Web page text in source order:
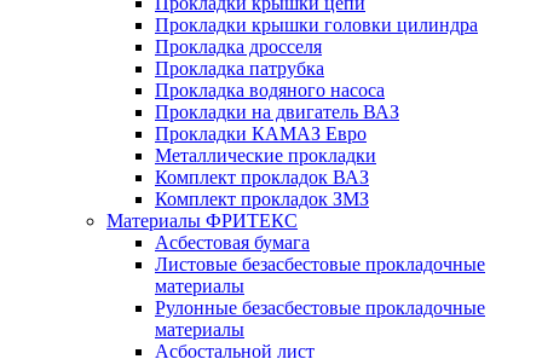
Прокладки крышки головки цилиндра
Прокладка дросселя
Прокладка патрубка
Прокладка водяного насоса
Прокладки на двигатель ВАЗ
Прокладки КАМАЗ Евро
Металлические прокладки
Комплект прокладок ВАЗ
Комплект прокладок ЗМЗ
Материалы ФРИТЕКС
Асбестовая бумага
Листовые безасбестовые прокладочные
материалы
Рулонные безасбестовые прокладочные
материалы
Асбостальной лист